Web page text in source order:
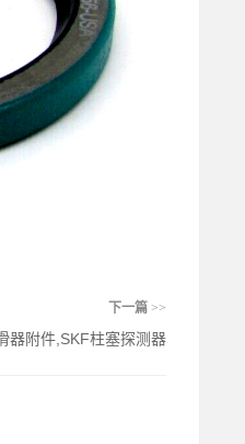
下一篇 >>
器附件,SKF柱塞探测器